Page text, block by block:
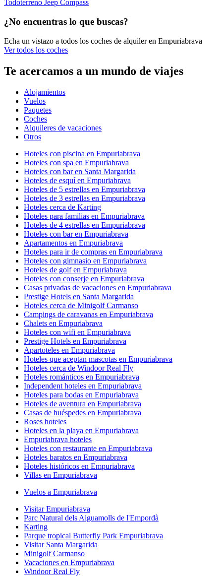
Todoterreno Jeep Compass
¿No encuentras lo que buscas?
Echa un vistazo a todos los coches de alquiler en Empuriabrava
Ver todos los coches
Te acercamos a un mundo de viajes
Alojamientos
Vuelos
Paquetes
Coches
Alquileres de vacaciones
Otros
Hoteles con piscina en Empuriabrava
Hoteles con spa en Empuriabrava
Hoteles con bar en Santa Margarida
Hoteles de esquí en Empuriabrava
Hoteles de 5 estrellas en Empuriabrava
Hoteles de 3 estrellas en Empuriabrava
Hoteles cerca de Karting
Hoteles para familias en Empuriabrava
Hoteles de 4 estrellas en Empuriabrava
Hoteles con bar en Empuriabrava
Apartamentos en Empuriabrava
Hoteles para ir de compras en Empuriabrava
Hoteles con gimnasio en Empuriabrava
Hoteles de golf en Empuriabrava
Hoteles con conserje en Empuriabrava
Casas privadas de vacaciones en Empuriabrava
Prestige Hotels en Santa Margarida
Hoteles cerca de Minigolf Carmanso
Campings de caravanas en Empuriabrava
Chalets en Empuriabrava
Hoteles con wifi en Empuriabrava
Prestige Hotels en Empuriabrava
Apartoteles en Empuriabrava
Hoteles que aceptan mascotas en Empuriabrava
Hoteles cerca de Windoor Real Fly
Hoteles románticos en Empuriabrava
Independent hoteles en Empuriabrava
Hoteles para bodas en Empuriabrava
Hoteles de aventura en Empuriabrava
Casas de huéspedes en Empuriabrava
Roses hoteles
Hoteles en la playa en Empuriabrava
Empuriabrava hoteles
Hoteles con restaurante en Empuriabrava
Hoteles baratos en Empuriabrava
Hoteles históricos en Empuriabrava
Villas en Empuriabrava
Vuelos a Empuriabrava
Visitar Empuriabrava
Parc Natural dels Aiguamolls de l'Empordà
Karting
Parque tropical Butterfly Park Empuriabrava
Visitar Santa Margarida
Minigolf Carmanso
Vacaciones en Empuriabrava
Windoor Real Fly